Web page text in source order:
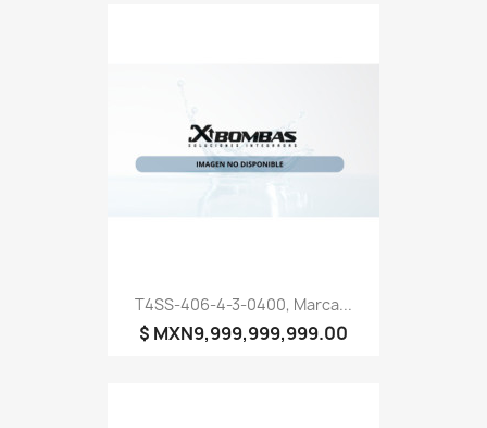
T4SS-406-4-3-0400, Marca...
$ MXN9,999,999,999.00